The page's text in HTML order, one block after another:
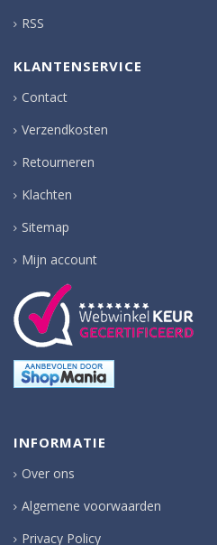
RSS
KLANTENSERVICE
Contact
Verzendkosten
Retourneren
Klachten
Sitemap
Mijn account
INFORMATIE
Over ons
Algemene voorwaarden
Privacy Policy